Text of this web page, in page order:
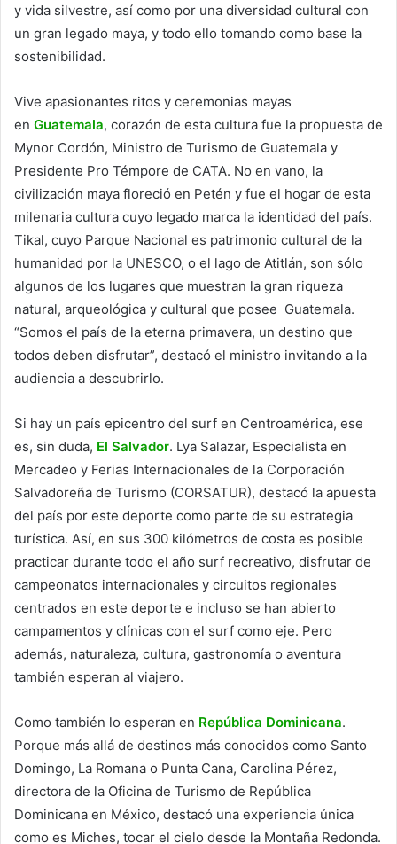
y vida silvestre, así como por una diversidad cultural con
un gran legado maya, y todo ello tomando como base la
sostenibilidad.
Vive apasionantes ritos y ceremonias mayas
en Guatemala, corazón de esta cultura fue la propuesta de
Mynor Cordón, Ministro de Turismo de Guatemala y
Presidente Pro Témpore de CATA. No en vano, la
civilización maya floreció en Petén y fue el hogar de esta
milenaria cultura cuyo legado marca la identidad del país.
Tikal, cuyo Parque Nacional es patrimonio cultural de la
humanidad por la UNESCO, o el lago de Atitlán, son sólo
algunos de los lugares que muestran la gran riqueza
natural, arqueológica y cultural que posee Guatemala.
“Somos el país de la eterna primavera, un destino que
todos deben disfrutar”, destacó el ministro invitando a la
audiencia a descubrirlo.
Si hay un país epicentro del surf en Centroamérica, ese
es, sin duda, El Salvador. Lya Salazar, Especialista en
Mercadeo y Ferias Internacionales de la Corporación
Salvadoreña de Turismo (CORSATUR), destacó la apuesta
del país por este deporte como parte de su estrategia
turística. Así, en sus 300 kilómetros de costa es posible
practicar durante todo el año surf recreativo, disfrutar de
campeonatos internacionales y circuitos regionales
centrados en este deporte e incluso se han abierto
campamentos y clínicas con el surf como eje. Pero
además, naturaleza, cultura, gastronomía o aventura
también esperan al viajero.
Como también lo esperan en República Dominicana.
Porque más allá de destinos más conocidos como Santo
Domingo, La Romana o Punta Cana, Carolina Pérez,
directora de la Oficina de Turismo de República
Dominicana en México, destacó una experiencia única
como es Miches, tocar el cielo desde la Montaña Redonda.